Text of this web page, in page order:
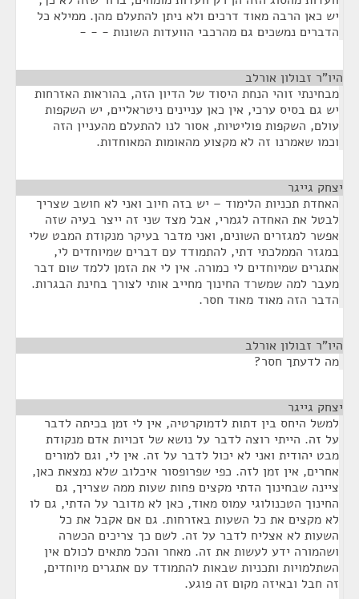
יש כאן הרבה מאוד דרכים ולא ניתן להתעלם מהן. ממילא כל
הדברים נמשכים גם מהרכבי הוועדות השונות - - -
היו"ר זבולון אורלב
מבחינתי זוהי הנחת היסוד של הדיון הזה, בהוראות האזרחות
יש גם בסיס ערכי, אין כאן עניינים ניטראליים, יש השקפות
עולם, השקפות פוליטיות, אסור לנו להתעלם מהעניין הזה
וכמו שאמרנו זה לא מקצוע מהאומות המאוחדות.
יצחק גייגר
האחדת תכניות הלימוד – יש בזה חיוב ואני לא חושב שצריך
לבטל את האחדה לגמרי, אבל מצד שני זה ייצר בעיה שזה
אפשר למגזרים השונים, ואני מדבר בעיקר מנקודת המבט שלי
במגזר הממלכתי דתי, להתמודד עם דברים שמיוחדים לי,
אתגרים שמיוחדים לי כמורה. אין לי את הזמן ללמד שום דבר
מעבר למה שמשרד החינוך מחייב אותי לצורך בחינת הבגרות.
הדבר הזה מאוד מאוד חסר.
היו"ר זבולון אורלב
מה לדעתך חסר?
יצחק גייגר
למשל היחס בין דתות לדמוקרטיה, אין לי זמן בכיתה לדבר
על זה. הייתי רוצה לדבר על נושא של זכויות אדם מנקודת
מבט יהודית ואני לא יכול לדבר על זה. אין לי, וגם למורים
אחרים, אין זמן לזה. כפי שפרופסור איכלוב שלא נמצאת כאן,
ציינה שבחינוך הדתי מקצים פחות שעות ממה שצריך, גם
החינוך הטכנולוגי עמוס מאוד, כאן לא מדובר על הדתי, גם לו
לא מקצים את כל השעות באזרחות. גם אם אקבל את כל
השעות לא אצליח לדבר על זה. לשם כך צריכים הכשרה
ושהמורה ידע לעשות את זה. מאחר והכל מתאים לכולם אין
השתלמויות ותכניות שבאות להתמודד עם אתגרים מיוחדים,
זה חבל ובאיזה מקום זה פוגע.